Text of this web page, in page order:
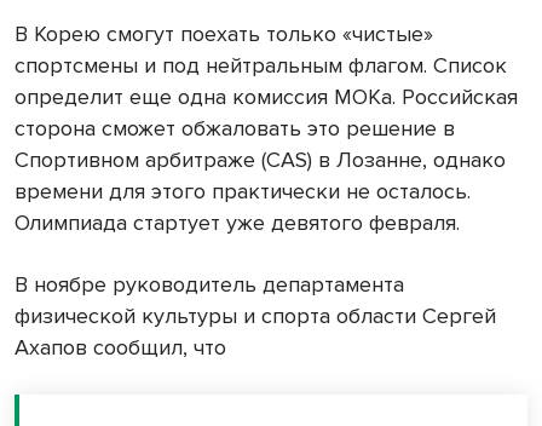
В Корею смогут поехать только «чистые»
спортсмены и под нейтральным флагом. Список
определит еще одна комиссия МОКа. Российская
сторона сможет обжаловать это решение в
Спортивном арбитраже (CAS) в Лозанне, однако
времени для этого практически не осталось.
Олимпиада стартует уже девятого февраля.
В ноябре руководитель департамента
физической культуры и спорта области Сергей
Ахапов сообщил, что